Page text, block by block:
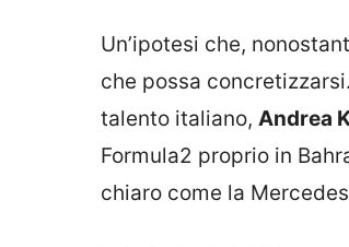
Un’ipotesi che,
che possa
talento italiano, Andrea
Formula2 proprio in
chiaro come la